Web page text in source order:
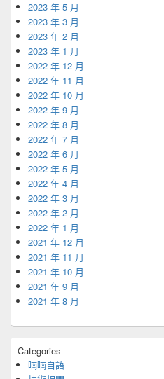
2023 年 5 月
2023 年 3 月
2023 年 2 月
2023 年 1 月
2022 年 12 月
2022 年 11 月
2022 年 10 月
2022 年 9 月
2022 年 8 月
2022 年 7 月
2022 年 6 月
2022 年 5 月
2022 年 4 月
2022 年 3 月
2022 年 2 月
2022 年 1 月
2021 年 12 月
2021 年 11 月
2021 年 10 月
2021 年 9 月
2021 年 8 月
Categories
喃喃自語